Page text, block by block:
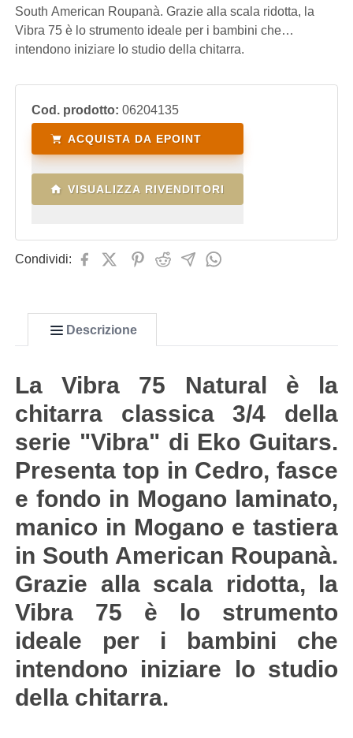
South American Roupanà. Grazie alla scala ridotta, la
Vibra 75 è lo strumento ideale per i bambini che
intendono iniziare lo studio della chitarra.
Cod. prodotto: 06204135
ACQUISTA DA EPOINT
VISUALIZZA RIVENDITORI
Condividi:
Descrizione
La Vibra 75 Natural è la
chitarra classica 3/4 della
serie "Vibra" di Eko Guitars.
Presenta top in Cedro, fasce
e fondo in Mogano laminato,
manico in Mogano e tastiera
in South American Roupanà.
Grazie alla scala ridotta, la
Vibra 75 è lo strumento
ideale per i bambini che
intendono iniziare lo studio
della chitarra.